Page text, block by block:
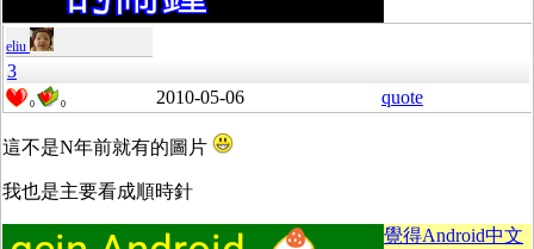
eliu
3
0 0 2010-05-06 quote
這不是N年前就有的圖片
我也是主要看成順時針
覺得Android中文